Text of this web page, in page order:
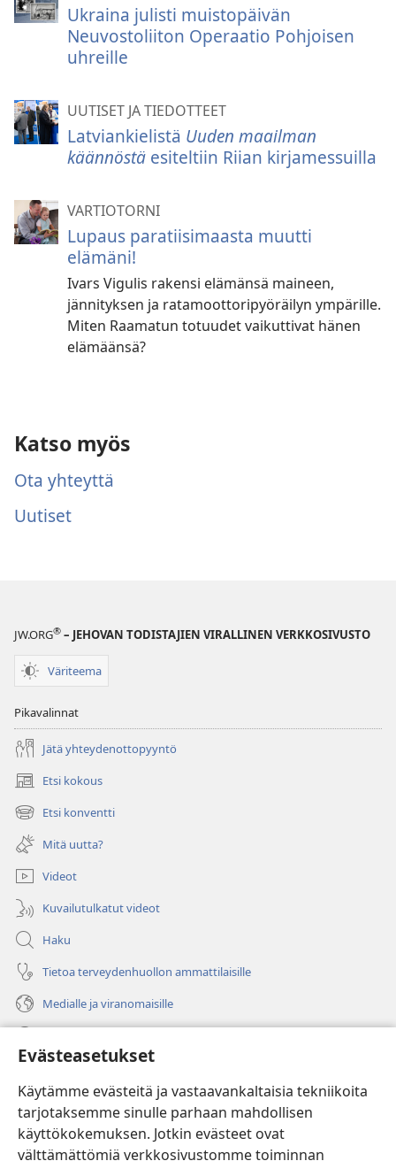
Evästeasetukset
Käytämme evästeitä ja vastaavankaltaisia tekniikoita
tarjotaksemme sinulle parhaan mahdollisen
käyttökokemuksen. Jotkin evästeet ovat
välttämättömiä verkkosivustomme toiminnan
Ukraina julisti muistopäivän
Neuvostoliiton Operaatio Pohjoisen
uhreille
UUTISET JA TIEDOTTEET
Latviankielistä Uuden maailman
käännöstä esiteltiin Riian kirjamessuilla
VARTIOTORNI
Lupaus paratiisimaasta muutti
elämäni!
Ivars Vigulis rakensi elämänsä maineen,
jännityksen ja ratamoottoripyöräilyn ympärille.
Miten Raamatun totuudet vaikuttivat hänen
elämäänsä?
Katso myös
Ota yhteyttä
Uutiset
JW.ORG® – JEHOVAN TODISTAJIEN VIRALLINEN VERKKOSIVUSTO
Väriteema
Pikavalinnat
Jätä yhteydenottopyyntö
Etsi kokous
(avaa
uuden
ikkunan)
Etsi konventti
(avaa
uuden
ikkunan)
Mitä uutta?
Videot
Kuvailutulkatut videot
Haku
Tietoa terveydenhuollon ammattilaisille
Medialle ja viranomaisille
(avaa
uuden
ikkunan)Vartiotornin VERKKOKIRJASTO
(avaa
uuden